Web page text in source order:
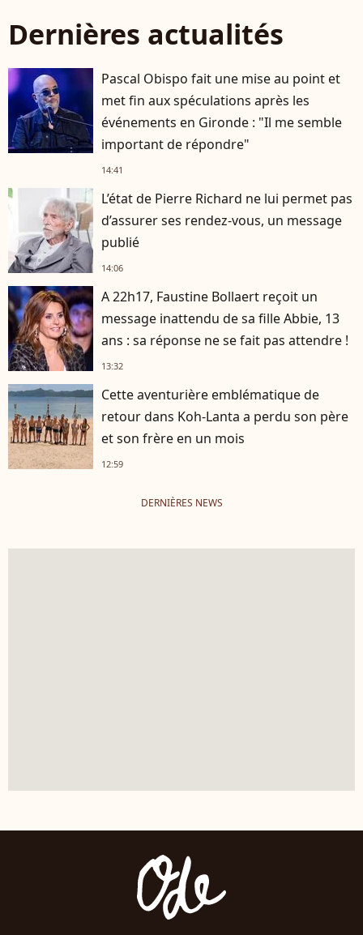
Dernières actualités
Pascal Obispo fait une mise au point et
met fin aux spéculations après les
événements en Gironde : "Il me semble
important de répondre"
14:41
L’état de Pierre Richard ne lui permet pas
d’assurer ses rendez-vous, un message
publié
14:06
A 22h17, Faustine Bollaert reçoit un
message inattendu de sa fille Abbie, 13
ans : sa réponse ne se fait pas attendre !
13:32
Cette aventurière emblématique de
retour dans Koh-Lanta a perdu son père
et son frère en un mois
12:59
DERNIÈRES NEWS